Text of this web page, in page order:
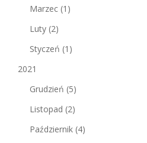
Marzec (1)
Luty (2)
Styczeń (1)
2021
Grudzień (5)
Listopad (2)
Październik (4)